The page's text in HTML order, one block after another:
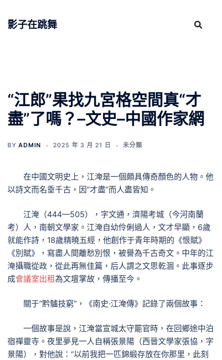
影子在跳舞
“江郎”果找九宮格空間真“才
盡”了嗎？–文史–中國作家網
BY ADMIN 2025 年 3 月 21 日 未分類
在中國文明史上，江淹是一個頗具傳奇顏色的人物。他
以詩文而名垂千古，因“才盡”而人盡皆知。
江淹（444—505），字文通，濟陽考城（今河南蘭
考）人，南朝文學家。江淹自幼伶俐過人，文才早顯，6歲
就能作詩，18歲精曉五經，他創作于青年時期的《恨賦》
《別賦》，寫盡人間離愁別恨，被譽為千古奇文。中年的江
淹攝職從政，從此再無佳篇，后人謂之文思乾涸。此事逐步
成會議室出租為文壇掌故，傳播至今。
關于“黔驢技窮”，《南史·江淹傳》記錄了兩個故事：
一個故事是說，江淹當宣城太守罷官時，在回鄉途中泊
宿禪靈寺。夜里夢見一人自稱張景陽（西晉文學家張協，字
景陽），對他說：“以前我把一匹錦緞存放在你那里，此刻